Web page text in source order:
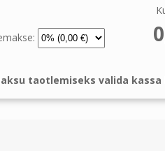
taotlemiseks valida